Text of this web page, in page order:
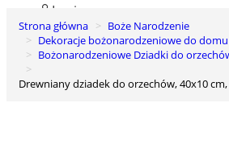
Login
Lista życzeń
0
Strona główna
Boże Narodzenie
Dekoracje bożonarodzeniowe do domu
Bożonarodzeniowe Dziadki do
Drewniany dziadek do orzechów, 40x10